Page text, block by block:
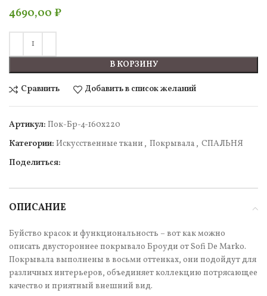
4690,00 ₽
В КОРЗИНУ
Сравнить Добавить в список желаний
Артикул: Пок-Бр-4-160х220
Категории: Искусственные ткани , Покрывала , СПАЛЬНЯ
Поделиться:
ОПИСАНИЕ
Буйство красок и функциональность – вот как можно
описать двустороннее покрывало Броуди от Sofi De Marko.
Покрывала выполнены в восьми оттенках, они подойдут для
различных интерьеров, объединяет коллекцию потрясающее
качество и приятный внешний вид.